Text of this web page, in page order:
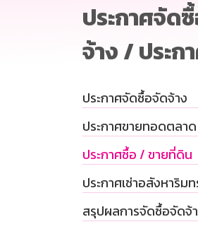
ประกาศจัด
จ้าง / ประก
ประกาศจัดซื้อจัดจ้าง
ประกาศขายทอดตลาด
ประกาศซื้อ / ขายที่ดิน
ประกาศเช่าอสังหาริม
สรุปผลการจัดซื้อจัดจ้